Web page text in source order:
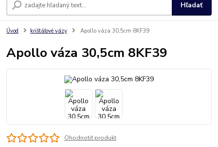
Hľadať
Úvod krištáľové vázy Apollo váza 30,5cm 8KF39
Apollo váza 30,5cm 8KF39
Ohodnotiť produkt